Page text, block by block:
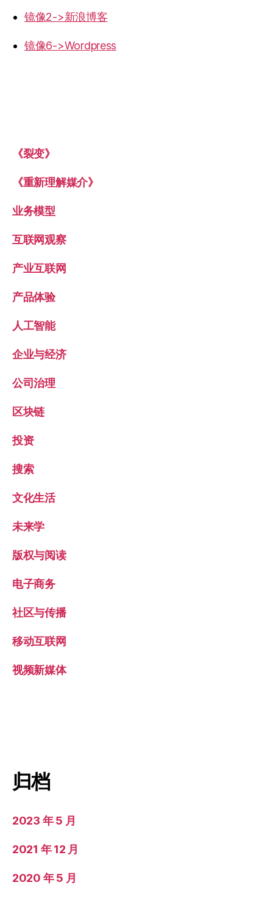
镜像2->新浪博客
镜像6->Wordpress
《裂变》
《重新理解媒介》
业务模型
互联网观察
产业互联网
产品体验
人工智能
企业与经济
公司治理
区块链
投资
搜索
文化生活
未来学
版权与阅读
电子商务
社区与传播
移动互联网
视频新媒体
归档
2023 年 5 月
2021 年 12 月
2020 年 5 月